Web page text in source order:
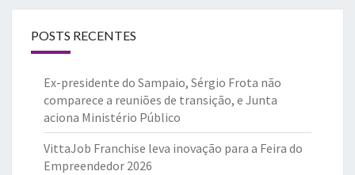
POSTS RECENTES
Ex-presidente do Sampaio, Sérgio Frota não
comparece a reuniões de transição, e Junta
aciona Ministério Público
VittaJob Franchise leva inovação para a Feira do
Empreendedor 2026